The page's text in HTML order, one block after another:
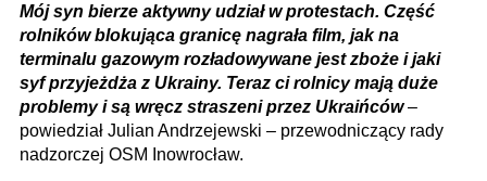
Mój syn bierze aktywny udział w protestach. Część
rolników blokująca granicę nagrała film, jak na
terminalu gazowym rozładowywane jest zboże i jaki
syf przyjeżdża z Ukrainy. Teraz ci rolnicy mają duże
problemy i są wręcz straszeni przez Ukraińców–
powiedział Julian Andrzejewski – przewodniczący rady
nadzorczej OSM Inowrocław.